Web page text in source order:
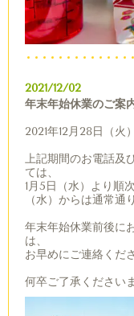
2021/12/02
年末年始休業のご案
2021年12月28日（火
上記期間のお電話及
ては、
1月5日（水）より順
（水）からは通常通
年末年始休業前後に
は、
お早めにご連絡くだ
何卒ご了承ください